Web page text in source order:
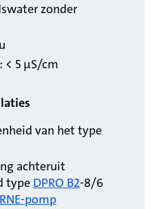
zonder
< 5 μS/cm
van het type
achteruit
type DPRO B2-8/6
pomp